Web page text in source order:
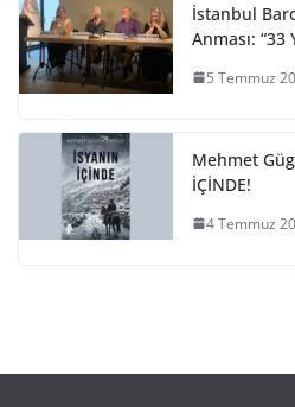
İstanbul
Anması: “33
5 Temmuz
Mehmet
İÇİNDE!
4 Temmuz